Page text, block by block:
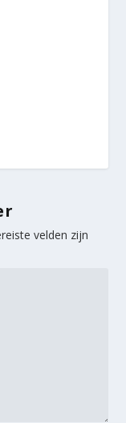
velden zijn